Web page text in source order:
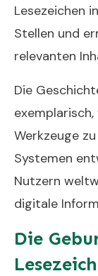
Lesezeichen
Stellen und
relevanten
Die
Werkzeuge
Systemen
Nutzern
digitale
Die